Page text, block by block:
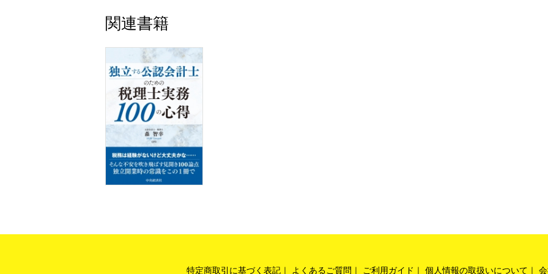
関連書籍
特定商取引に基づく表記 よくあるご質問 ご利用ガイド 個人情報の取扱いについて